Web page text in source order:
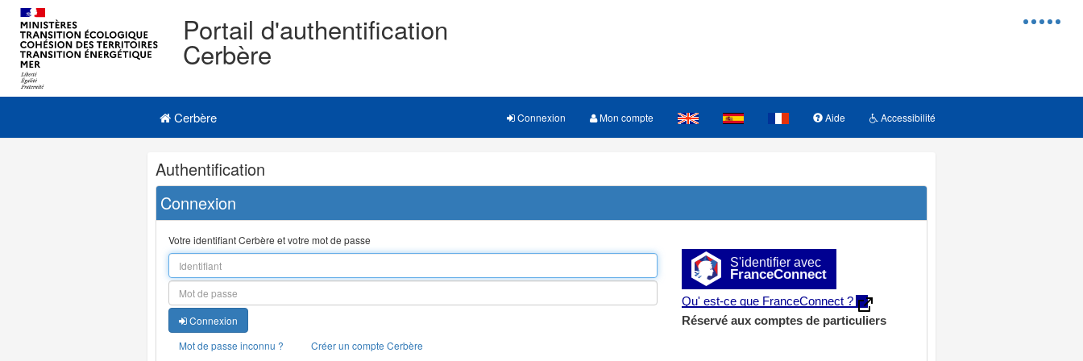
Menu
Portail d'authentification
Cerbère
Navigation
Menu principal
Cerbère Connexion Mon compte Aide Accessibilité
Navigation
et
outils
annexes
Authentification
Connexion
S'identifier avec
FranceConnect
Qu' est-ce que FranceConnect ?
Réservé aux comptes de particuliers
Votre identifiant Cerbère et votre mot de passe
Connexion
Mot de passe inconnu ?
Créer un compte Cerbère